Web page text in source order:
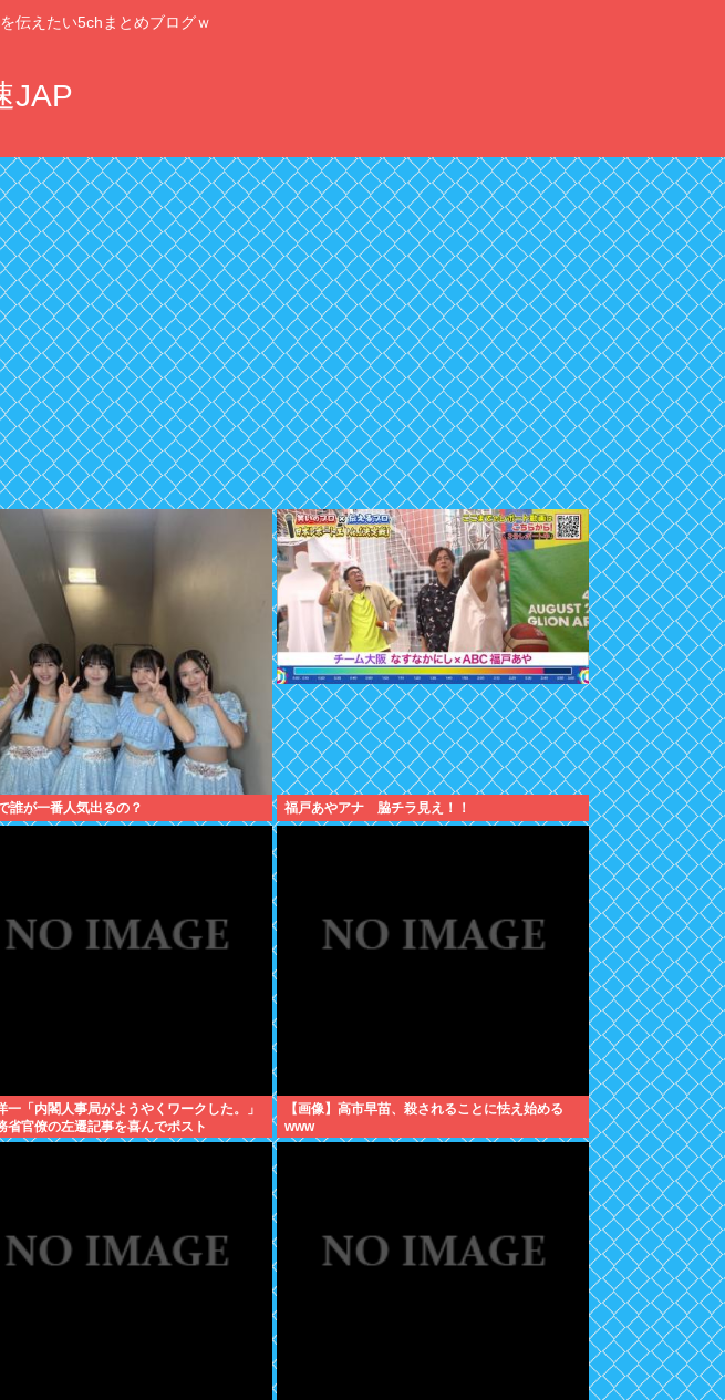
伝えたい5chまとめブログｗ
JAP
誰が一番人気出るの？ 福戸あやアナ 脇チラ見え！！
一「内閣人事局がようやくワークした。」
省官僚の左遷記事を喜んでポスト
【画像】高市早苗、殺されることに怯え始める
www